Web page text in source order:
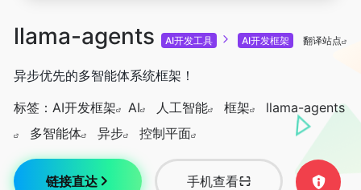
llama-agents AI开发工具 AI开发框架 翻译站点
异步优先的多智能体系统框架！
标签： AI开发框架 AI 人工智能 框架
llama-agents
多智能体
异步 控制平面
链接直达 手机查看